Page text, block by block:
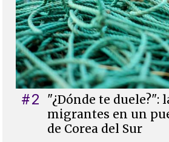
#2
"¿Dónde te duele?":
migrantes en un
de Corea del Sur